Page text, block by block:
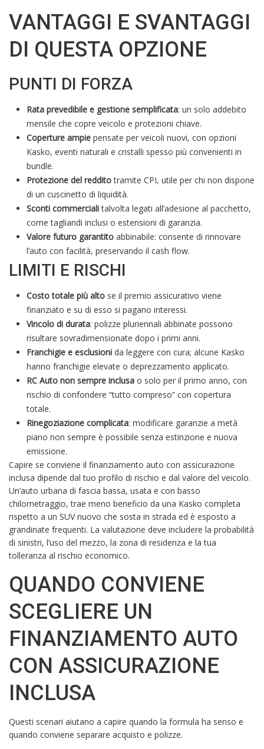
VANTAGGI E SVANTAGGI
DI QUESTA OPZIONE
PUNTI DI FORZA
Rata prevedibile e gestione semplificata: un solo addebito
mensile che copre veicolo e protezioni chiave.
Coperture ampie pensate per veicoli nuovi, con opzioni
Kasko, eventi naturali e cristalli spesso più convenienti in
bundle.
Protezione del redditotramite CPI, utile per chi non dispone
di un cuscinetto di liquidità.
Sconti commercialitalvolta legati all’adesione al pacchetto,
come tagliandi inclusi o estensioni di garanzia.
Valore futuro garantito abbinabile: consente di rinnovare
l’auto con facilità, preservando il cash flow.
LIMITI E RISCHI
Costo totale più alto se il premio assicurativo viene
finanziato e su di esso si pagano interessi.
Vincolo di durata: polizze pluriennali abbinate possono
risultare sovradimensionate dopo i primi anni.
Franchigie e esclusioni da leggere con cura; alcune Kasko
hanno franchigie elevate o deprezzamento applicato.
RC Auto non sempre inclusa o solo per il primo anno, con
rischio di confondere “tutto compreso” con copertura
totale.
Rinegoziazione complicata: modificare garanzie a metà
piano non sempre è possibile senza estinzione e nuova
emissione.
Capire se conviene il finanziamento auto con assicurazione
inclusa dipende dal tuo profilo di rischio e dal valore del veicolo.
Un’auto urbana di fascia bassa, usata e con basso
chilometraggio, trae meno beneficio da una Kasko completa
rispetto a un SUV nuovo che sosta in strada ed è esposto a
grandinate frequenti. La valutazione deve includere la probabilità
di sinistri, l’uso del mezzo, la zona di residenza e la tua
tolleranza al rischio economico.
QUANDO CONVIENE
SCEGLIERE UN
FINANZIAMENTO AUTO
CON ASSICURAZIONE
INCLUSA
Questi scenari aiutano a capire quando la formula ha senso e
quando conviene separare acquisto e polizze.